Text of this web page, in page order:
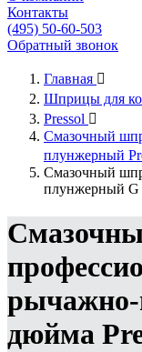
Контакты
(495) 50-60-503
Обратный звонок
Главная 
Шприцы для
Pressol 
Смазочный
плунжерный
Смазочный
плунжерный G
дюйма